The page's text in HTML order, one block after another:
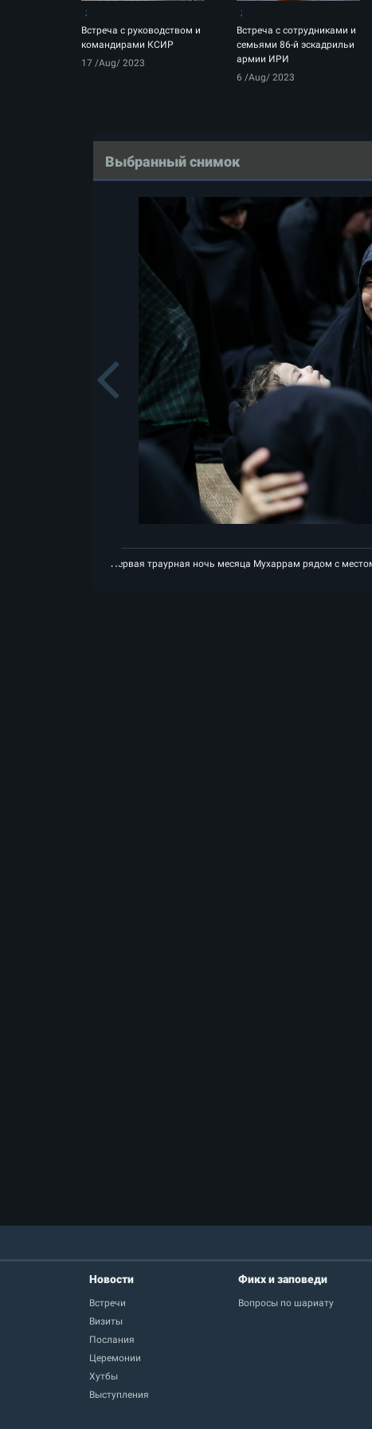
Встреча с руководством и
командирами КСИР
17 /Aug/ 2023
Встреча с сотрудниками и
семьями 86-й эскадрильи
армии ИРИ
6 /Aug/ 2023
Выбранный снимок
рядом с местом вознесения на небеса Лидера-шехида Исламской революции
Новости
Встречи
Визиты
Послания
Церемонии
Хутбы
Выступления
Фикх и заповеди
Вопросы по шариату